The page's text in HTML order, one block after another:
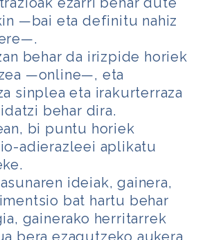
—bai eta definitu nahiz
behar da irizpide horiek
—online—, eta
sinplea eta irakurterraza
behar dira.
bi puntu horiek
adierazleei aplikatu
ideiak, gainera,
bat hartu behar
gainerako herritarrek
bera ezagutzeko aukera